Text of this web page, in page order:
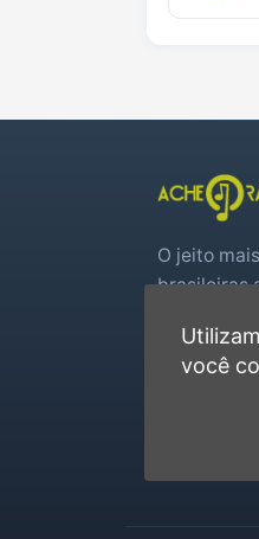
O jeito
brasileiras
real.
você